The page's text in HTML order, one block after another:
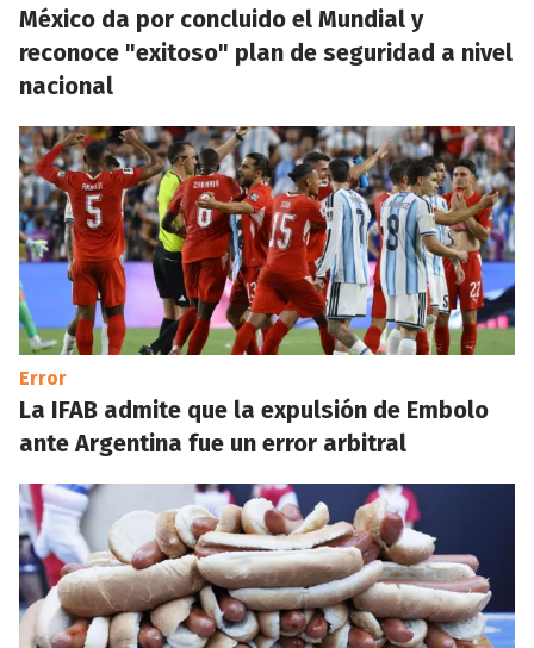
México da por concluido el Mundial y
reconoce "exitoso" plan de seguridad a nivel
nacional
Error
La IFAB admite que la expulsión de Embolo
ante Argentina fue un error arbitral